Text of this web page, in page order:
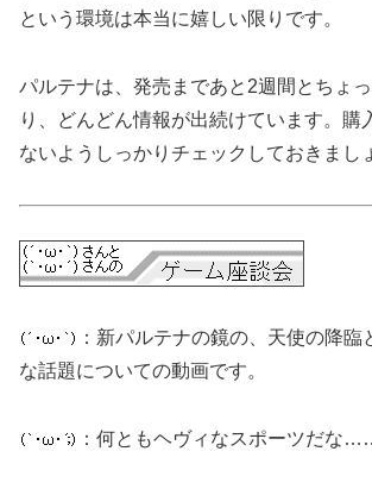
という環境は本当に嬉しい限りです。
パルテナは、発売まであと2週間とちょ
り、どんどん情報が出続けています。購
ないようしっかりチェックしておきまし
：新パルテナの鏡の、天使の降臨
な話題についての動画です。
：何ともヘヴィなスポーツだな